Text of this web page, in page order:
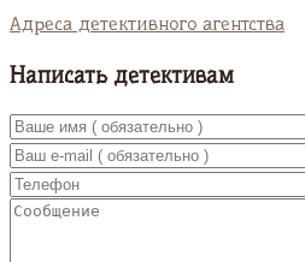
Адреса детективного агентства
Написать детективам